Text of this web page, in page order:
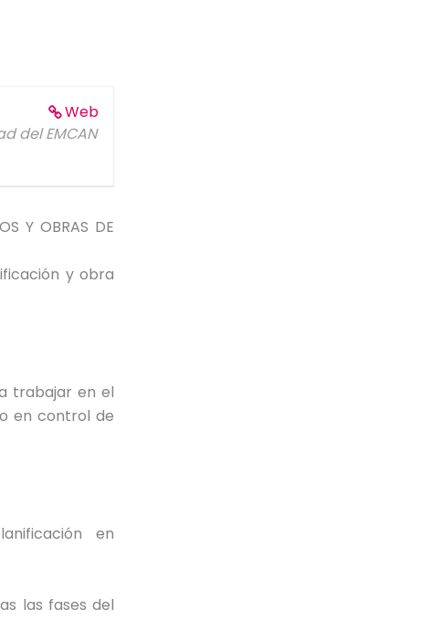
Web
del EMCAN
Y OBRAS DE
y obra
trabajar en el
en control de
en
las fases del